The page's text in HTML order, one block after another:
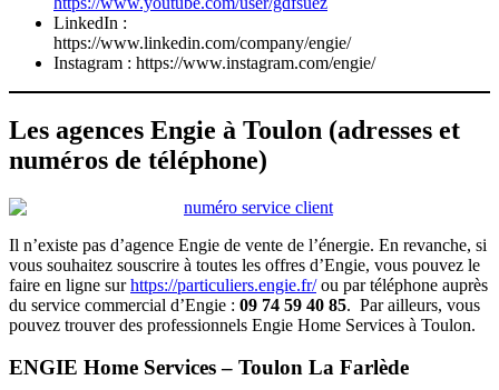
LinkedIn :
https://www.linkedin.com/company/engie/
Instagram : https://www.instagram.com/engie/
Les agences Engie à Toulon (adresses et
numéros de téléphone)
Il n’existe pas d’agence Engie de vente de l’énergie. En revanche, si
vous souhaitez souscrire à toutes les offres d’Engie, vous pouvez le
faire en ligne surhttps://particuliers.engie.fr/ou par téléphone auprès
du service commercial d’Engie : 09 74 59 40 85. Par ailleurs, vous
pouvez trouver des professionnels Engie Home Services à Toulon.
ENGIE Home Services – Toulon La Farlède